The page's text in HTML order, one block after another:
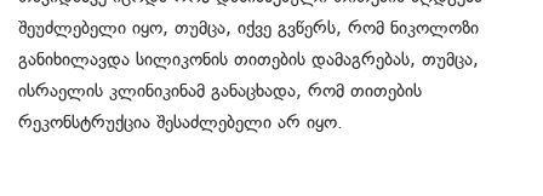
შეუძლებელი იყო, თუმცა, იქვე გვწერს, რომ ნიკოლოზი
განიხილავდა სილიკონის თითების დამაგრებას, თუმცა,
ისრაელის კლინიკინამ განაცხადა, რომ თითების
რეკონსტრუქცია შესაძლებელი არ იყო.